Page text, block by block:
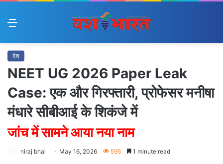
Menu
देश
NEET UG 2026 Paper Leak
Case: एक और गिरफ्तारी, प्रोफेसर मनीषा
मंधारे सीबीआई के शिकंजे में
जांच में सामने आया नया नाम
niraj bhai May 16, 2026 595 1 minute read